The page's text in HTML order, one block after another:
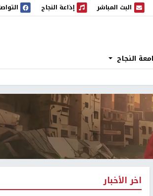
البث المباشر
البث المباشر إذاعة النجاح
إذاعة النجاح
النجاح
اخر الأخبار